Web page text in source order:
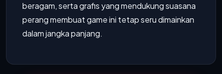
beragam, serta grafis yang mendukung suasana
perang membuat game ini tetap seru dimainkan
dalam jangka panjang.